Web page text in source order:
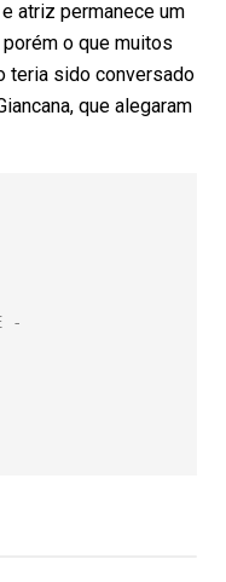
atriz permanece um
o que muitos
teria sido conversado
que alegaram